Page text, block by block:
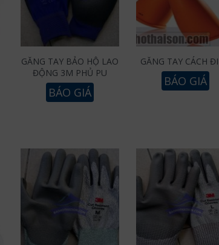
GĂNG TAY BẢO HỘ LAO
ĐỘNG 3M PHỦ PU
BÁO GIÁ
GĂNG TAY CÁCH
BÁO GIÁ